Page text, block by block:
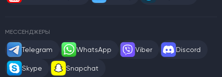
МЕССЕНДЖЕРЫ
Telegram WhatsApp Viber Discord
Skype Snapchat